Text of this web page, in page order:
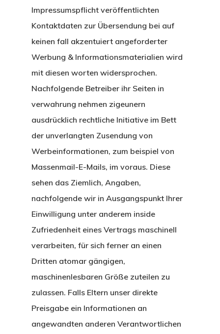
Impressumspflicht veröffentlichten
Kontaktdaten zur Übersendung bei auf
keinen fall akzentuiert angeforderter
Werbung & Informationsmaterialien wird
mit diesen worten widersprochen.
Nachfolgende Betreiber ihr Seiten in
verwahrung nehmen zigeunern
ausdrücklich rechtliche Initiative im Bett
der unverlangten Zusendung von
Werbeinformationen, zum beispiel von
Massenmail-E-Mails, im voraus. Diese
sehen das Ziemlich, Angaben,
nachfolgende wir in Ausgangspunkt Ihrer
Einwilligung unter anderem inside
Zufriedenheit eines Vertrags maschinell
verarbeiten, für sich ferner an einen
Dritten atomar gängigen,
maschinenlesbaren Größe zuteilen zu
zulassen. Falls Eltern unser direkte
Preisgabe ein Informationen an
angewandten anderen Verantwortlichen